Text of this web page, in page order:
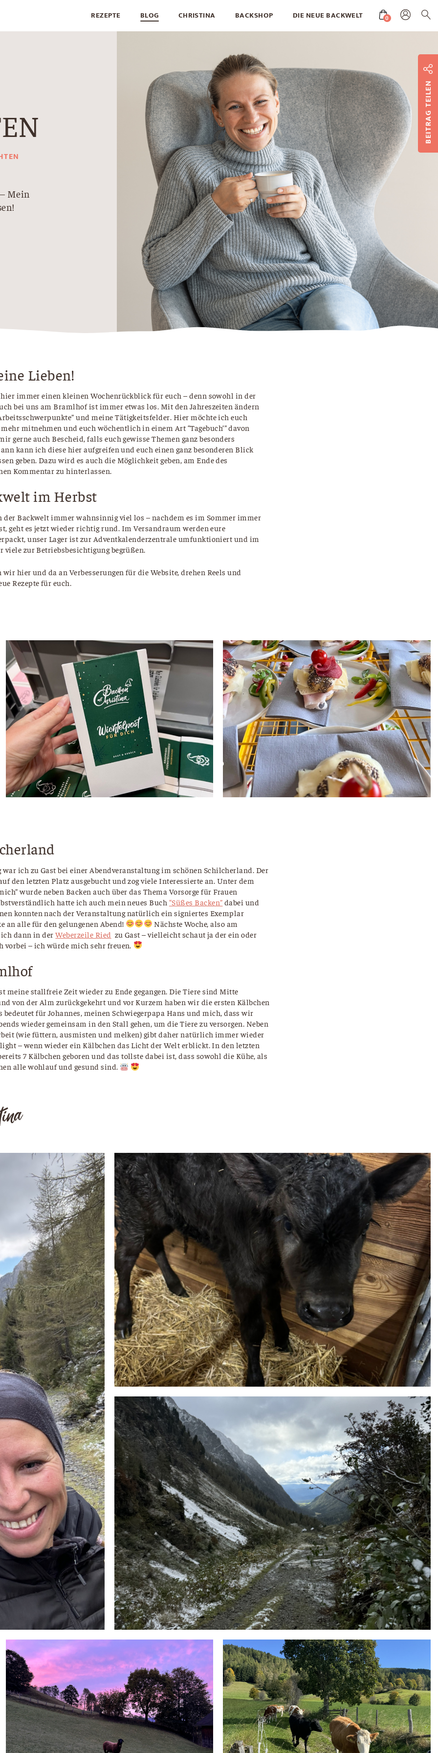
REZEPTE BLOG CHRISTINA BACKSHOP DIE NEUE BACKWELT 0
Mein
Lieben!
hier immer einen kleinen Wochenrückblick für euch – denn sowohl in der
bei uns am Bramlhof ist immer etwas los. Mit den Jahreszeiten ändern
und meine Tätigkeitsfelder. Hier möchte ich euch
mitnehmen und euch wöchentlich in einem Art “Tagebuch’” davon
gerne auch Bescheid, falls euch gewisse Themen ganz besonders
kann ich diese hier aufgreifen und euch einen ganz besonderen Blick
geben. Dazu wird es auch die Möglichkeit geben, am Ende des
Kommentar zu hinterlassen.
im Herbst
Backwelt immer wahnsinnig viel los – nachdem es im Sommer immer
geht es jetzt wieder richtig rund. Im Versandraum werden eure
unser Lager ist zur Adventkalenderzentrale umfunktioniert und im
viele zur Betriebsbesichtigung begrüßen.
hier und da an Verbesserungen für die Website, drehen Reels und
Rezepte für euch.
war ich zu Gast bei einer Abendveranstaltung im schönen Schilcherland. Der
den letzten Platz ausgebucht und zog viele Interessierte an. Unter dem
wurde neben Backen auch über das Thema Vorsorge für Frauen
hatte ich auch mein neues Buch “Süßes Backen” dabei und
konnten nach der Veranstaltung natürlich ein signiertes Exemplar
an alle für den gelungenen Abend!
Nächste Woche, also am
ich dann in derWeberzeile Ried zu Gast – vielleicht schaut ja der ein oder
vorbei – ich würde mich sehr freuen.
meine stallfreie Zeit wieder zu Ende gegangen. Die Tiere sind Mitte
von der Alm zurückgekehrt und vor Kurzem haben wir die ersten Kälbchen
bedeutet für Johannes, meinen Schwiegerpapa Hans und mich, dass wir
wieder gemeinsam in den Stall gehen, um die Tiere zu versorgen. Neben
(wie füttern, ausmisten und melken) gibt daher natürlich immer wieder
– wenn wieder ein Kälbchen das Licht der Welt erblickt. In den letzten
7 Kälbchen geboren und das tollste dabei ist, dass sowohl die Kühe, als
alle wohlauf und gesund sind.
BEITRAG TEILEN